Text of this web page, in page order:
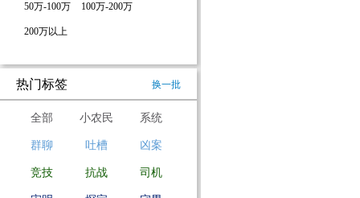
50万-100万 100万-200万
200万以上
热门标签 换一批
全部 小农民 系统
群聊 吐槽 凶案
竞技 抗战 司机